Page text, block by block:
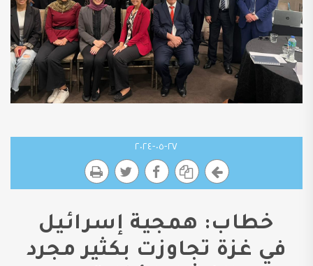
٢٧-٠٥-٢٠٢٤
خطاب: همجية إسرائيل
في غزة تجاوزت بكثير مجرد